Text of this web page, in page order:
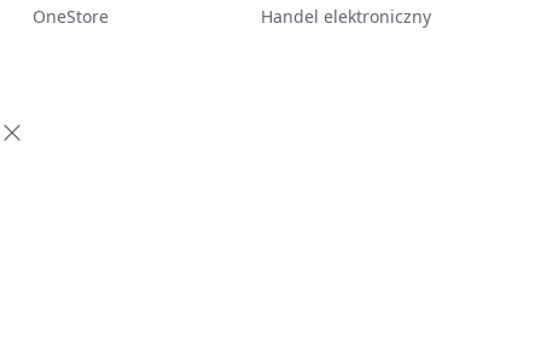
Handel elektroniczny
OneStore